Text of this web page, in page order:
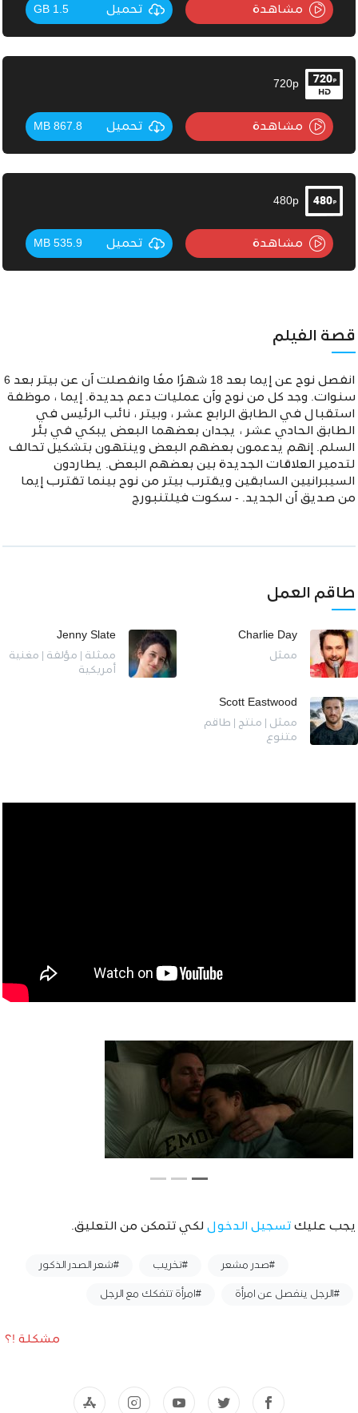
مشاهدة تحميل 1.5 GB
720p
مشاهدة تحميل 867.8 MB
480p
مشاهدة تحميل 535.9 MB
قصة الفيلم
انفصل نوح عن إيما بعد 18 شهرًا معًا وانفصلت آن عن بيتر بعد 6
سنوات. وجد كل من نوح وآن عمليات دعم جديدة. إيما ، موظفة
استقبال في الطابق الرابع عشر ، وبيتر ، نائب الرئيس في
الطابق الحادي عشر ، يجدان بعضهما البعض يبكي في بئر
السلم. إنهم يدعمون بعضهم البعض وينتهون بتشكيل تحالف
لتدمير العلاقات الجديدة بين بعضهم البعض. يطاردون
السيبرانيين السابقين ويقترب بيتر من نوح بينما تقترب إيما
من صديق آن الجديد. - سكوت فيلتنبورج
طاقم العمل
Charlie Day
ممثل
Jenny Slate
ممثلة | مؤلفة | مغنية
أمريكية
Scott Eastwood
ممثل | منتج | طاقم
متنوع
يجب عليك تسجيل الدخول لكي تتمكن من التعليق.
#صدر مشعر #تخريب #شعر الصدر الذكور
#الرجل ينفصل عن امرأة #امرأة تتفكك مع الرجل
مشكلة !؟